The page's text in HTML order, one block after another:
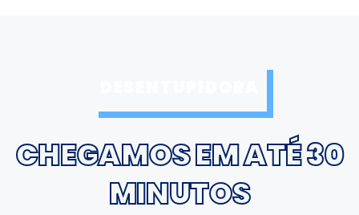
CHEGAMOS EM ATÉ 30
MINUTOS